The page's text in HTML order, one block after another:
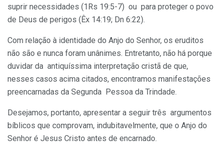
suprir necessidades (1Rs 19:5-7) ou para proteger o povo
de Deus de perigos (Êx 14:19; Dn 6:22).
Com relação à identidade do Anjo do Senhor, os eruditos
não são e nunca foram unânimes. Entretanto, não há porque
duvidar da antiquíssima interpretação cristã de que,
nesses casos acima citados, encontramos manifestações
preencarnadas da Segunda Pessoa da Trindade.
Desejamos, portanto, apresentar a seguir três argumentos
bíblicos que comprovam, indubitavelmente, que o Anjo do
Senhor é Jesus Cristo antes de encarnado.